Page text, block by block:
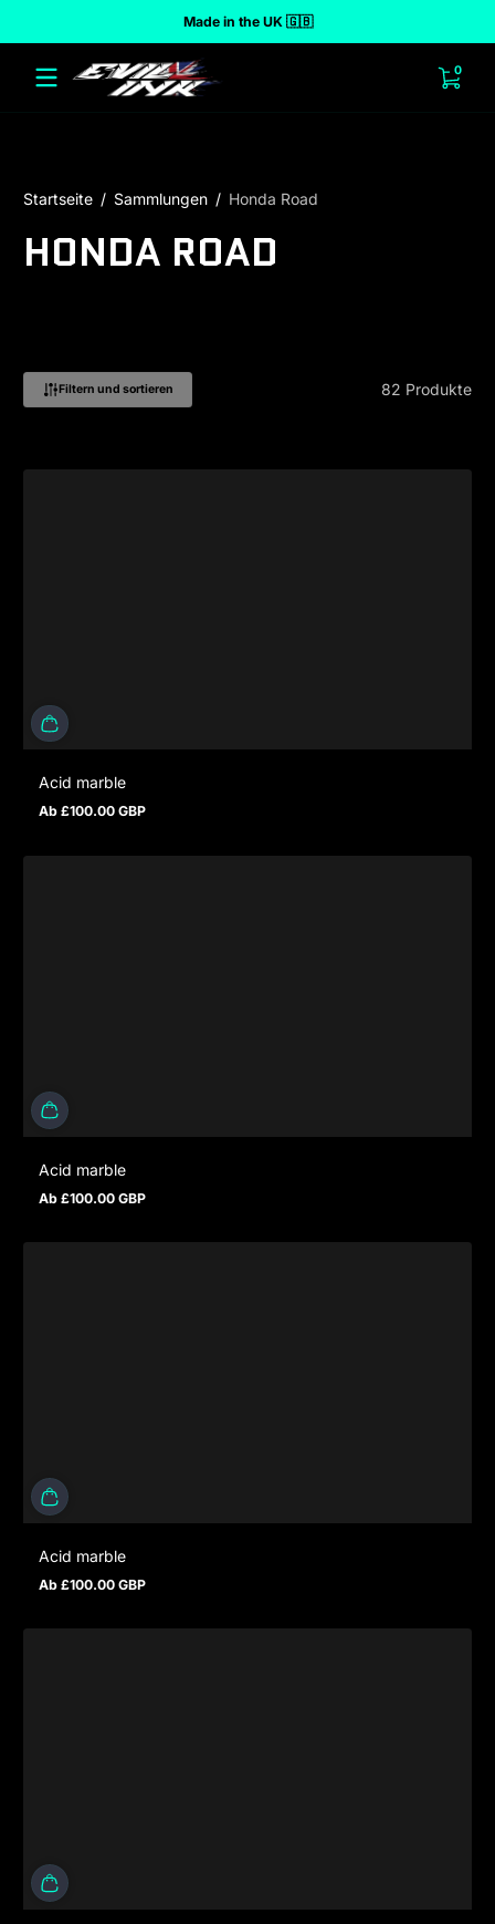
Made in the UK 🇬🇧
00
Startseite Sammlungen Honda Road
HONDA ROAD
Filtern und sortieren 82 Produkte
Acid marble
Regulärer Preis
Ab £100.00 GBP
Acid marble
Regulärer Preis
Ab £100.00 GBP
Acid marble
Regulärer Preis
Ab £100.00 GBP